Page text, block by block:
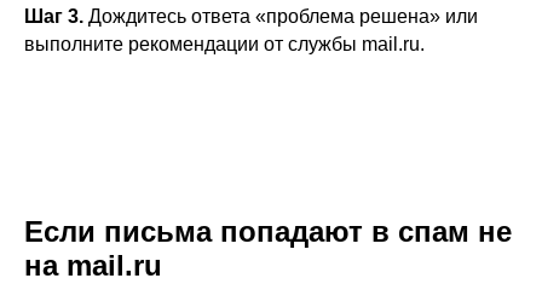
Шаг 3. Дождитесь ответа «проблема решена» или
выполните рекомендации от службы mail.ru.
Если письма попадают в спам не
на mail.ru